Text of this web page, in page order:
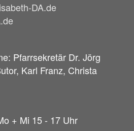
DA.de
Pfarrsekretär Dr. Jörg
Karl Franz, Christa
+ Mi 15 - 17 Uhr